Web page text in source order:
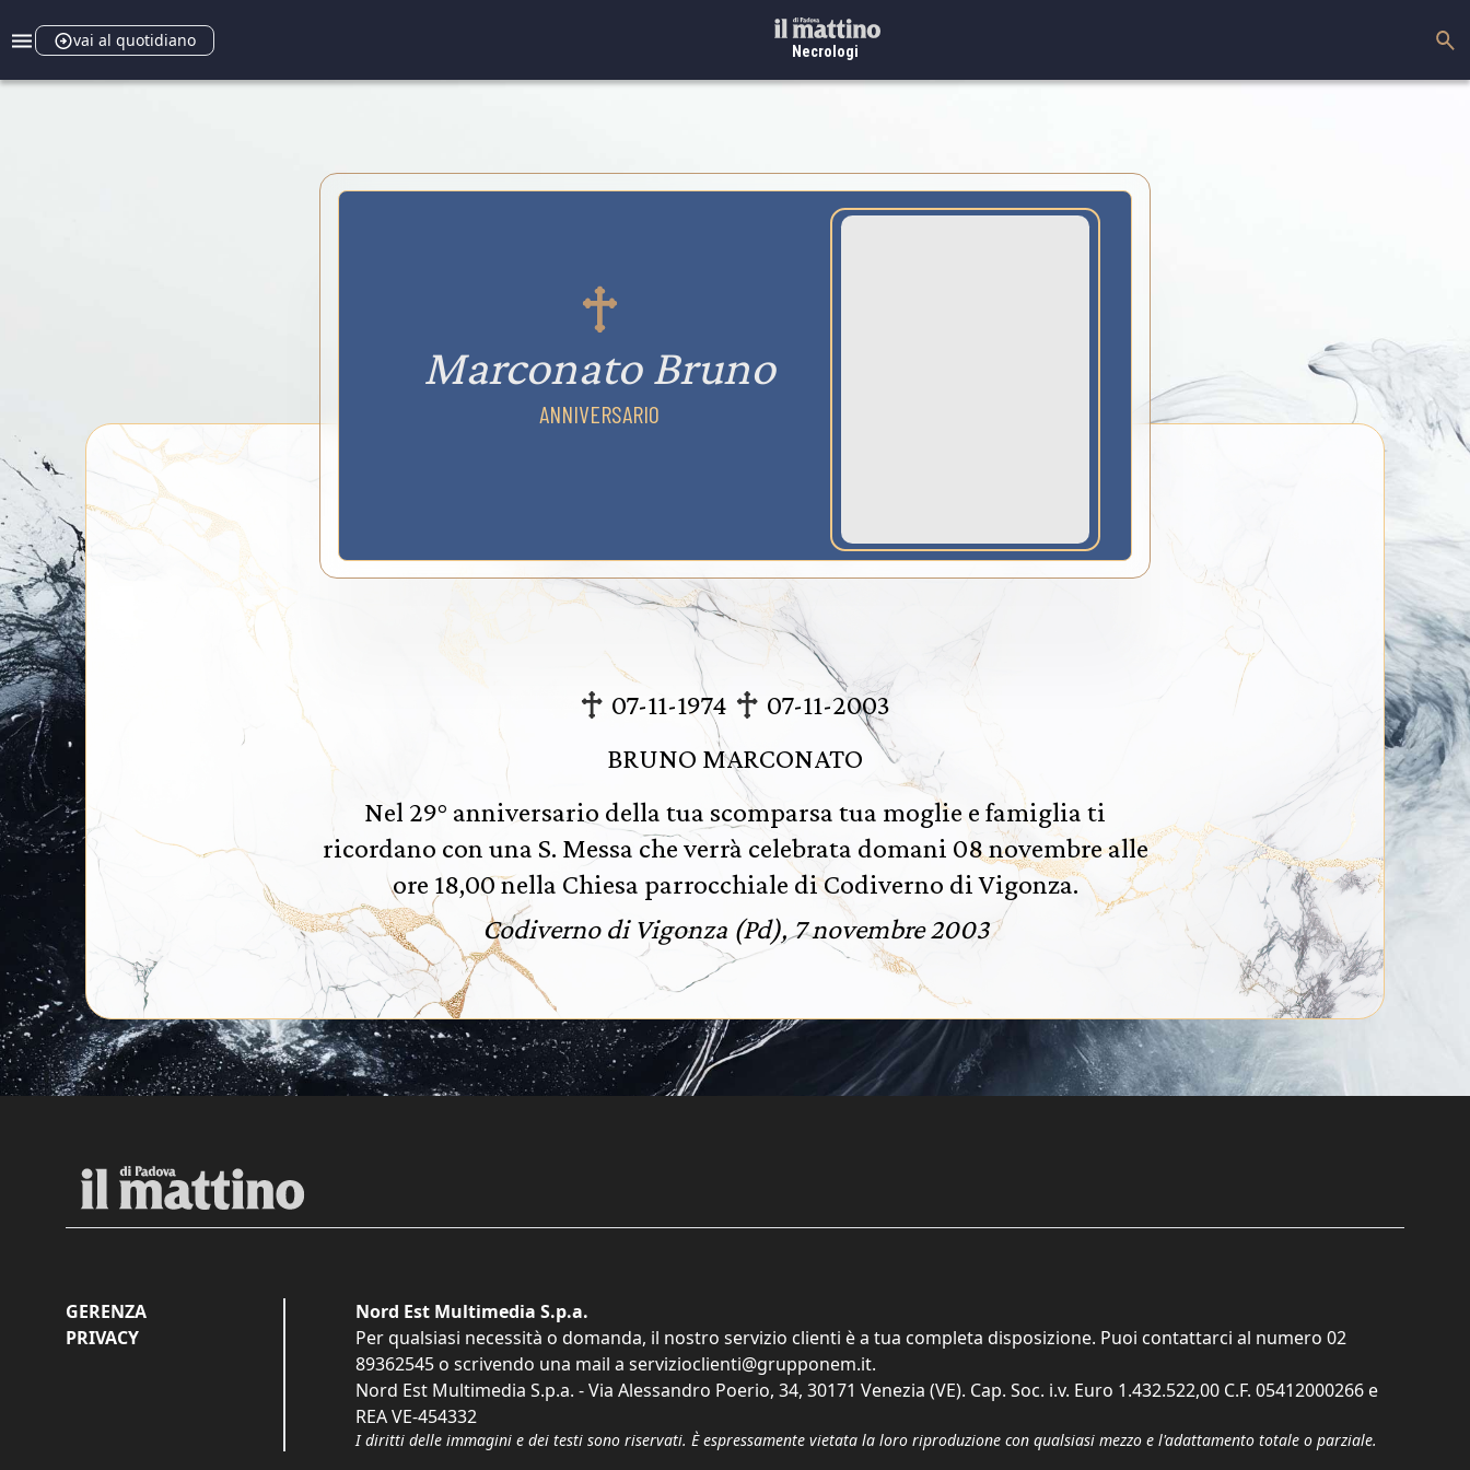
vai al quotidiano
Necrologi
Marconato Bruno
ANNIVERSARIO
07-11-1974
07-11-2003
BRUNO MARCONATO
Nel 29° anniversario della tua scomparsa tua moglie e famiglia ti
ricordano con una S. Messa che verrà celebrata domani 08 novembre alle
ore 18,00 nella Chiesa parrocchiale di Codiverno di Vigonza.
Codiverno di Vigonza (Pd), 7 novembre 2003
GERENZA
PRIVACY
Nord Est Multimedia S.p.a.
Per qualsiasi necessità o domanda, il nostro servizio clienti è a tua completa disposizione. Puoi contattarci al numero 02
89362545 o scrivendo una mail a servizioclienti@grupponem.it.
Nord Est Multimedia S.p.a. - Via Alessandro Poerio, 34, 30171 Venezia (VE). Cap. Soc. i.v. Euro 1.432.522,00 C.F. 05412000266 e
REA VE-454332
I diritti delle immagini e dei testi sono riservati. È espressamente vietata la loro riproduzione con qualsiasi mezzo e l'adattamento totale o parziale.